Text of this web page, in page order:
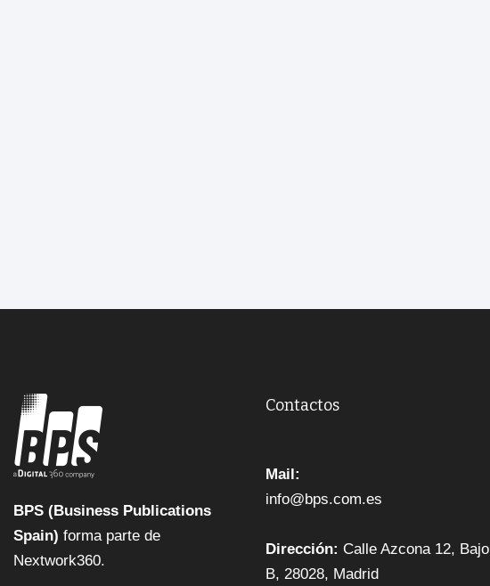
BPS (Business Publications
Spain) forma parte de
Nextwork360.
Contactos
Mail:
info@bps.com.es
Dirección: Calle Azcona 12, Bajo
B, 28028, Madrid